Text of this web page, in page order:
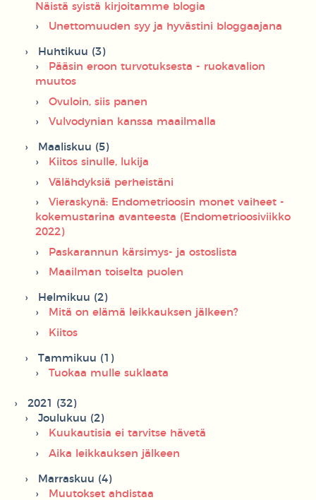
Näistä syistä kirjoitamme blogia
Unettomuuden syy ja hyvästini bloggaajana
Huhtikuu (3)
Pääsin eroon turvotuksesta - ruokavalion
muutos
Ovuloin, siis panen
Vulvodynian kanssa maailmalla
Maaliskuu (5)
Kiitos sinulle, lukija
Välähdyksiä perheistäni
Vieraskynä: Endometrioosin monet vaiheet -
kokemustarina avanteesta (Endometrioosiviikko
2022)
Paskarannun kärsimys- ja ostoslista
Maailman toiselta puolen
Helmikuu (2)
Mitä on elämä leikkauksen jälkeen?
Kiitos
Tammikuu (1)
Tuokaa mulle suklaata
2021 (32)
Joulukuu (2)
Kuukautisia ei tarvitse hävetä
Aika leikkauksen jälkeen
Marraskuu (4)
Muutokset ahdistaa